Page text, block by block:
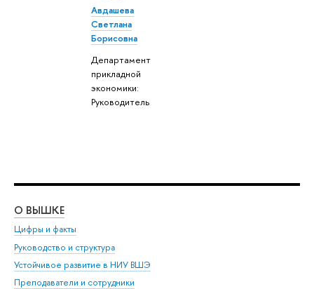
Авдашева
Светлана
Борисовна
Департамент
прикладной
экономики:
Руководитель
О ВЫШКЕ
Цифры и факты
Руководство и структура
Устойчивое развитие в НИУ ВШЭ
Преподаватели и сотрудники